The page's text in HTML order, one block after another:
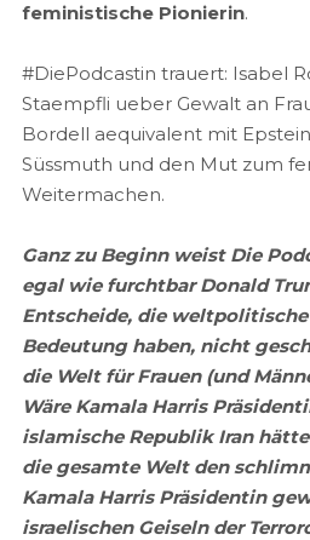
feministische Pionierin.
#DiePodcastin trauert: Isabel
Staempfli ueber Gewalt an
Bordell aequivalent mit
Süssmuth und den Mut zum
Weitermachen.
Ganz zu Beginn weist Die
egal wie furchtbar Donald
Entscheide, die
Bedeutung haben, nicht
die Welt für Frauen (und
Wäre Kamala Harris
islamische Republik Iran
die gesamte Welt den
Kamala Harris Präsidentin
israelischen Geiseln der